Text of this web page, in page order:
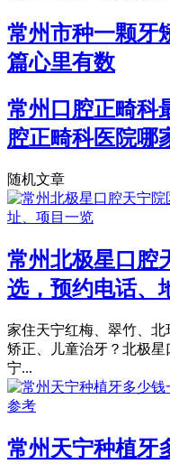
常州市种一颗牙
篇心里有数
常州口腔正畸科
腔正畸科医院哪
随机文章
常州北极星口腔
选，预约电话、
家住天宁红梅、翠竹、
矫正、儿童治牙？北极
宁...
常州天宁种植牙